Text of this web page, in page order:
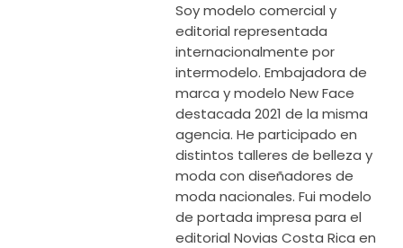
Soy modelo comercial y
editorial representada
internacionalmente por
intermodelo. Embajadora de
marca y modelo New Face
destacada 2021 de la misma
agencia. He participado en
distintos talleres de belleza y
moda con diseñadores de
moda nacionales. Fui modelo
de portada impresa para el
editorial Novias Costa Rica en